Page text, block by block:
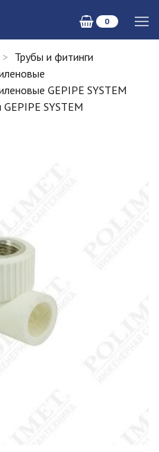
0
Трубы и фитинги
GEPIPE SYSTEM
SYSTEM